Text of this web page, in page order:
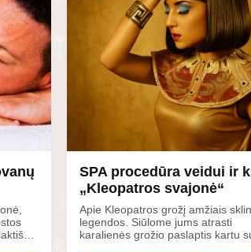
SPA procedūra veidui ir
„Kleopatros svajonė“
Apie Kleopatros grožį amžiais
legendos. Siūlome jums atrasti
karalienės grožio paslaptis kartu